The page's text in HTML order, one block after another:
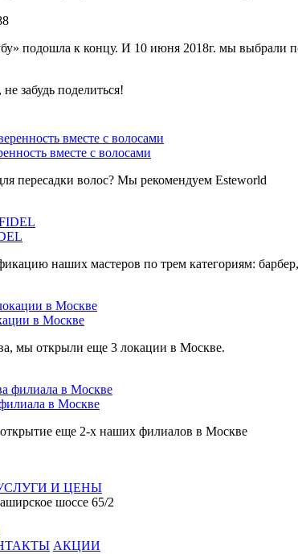
подошла к концу. И 10 июня 2018г. мы выбрали
забудь поделиться!
вместе с волосами
пересадки волос? Мы рекомендуем Esteworld
наших мастеров по трем категориям:
в Москве
мы открыли еще 3 локации в Москве.
в Москве
открытие еще 2-х наших филиалов в Москве
И ЦЕНЫ
шоссе 65/2
АКЦИИ